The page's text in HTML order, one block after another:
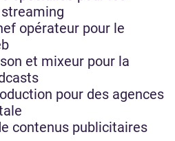
opérateur pour le
et mixeur pour la
pour des agences
contenus publicitaires